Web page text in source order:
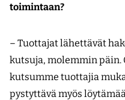
toimintaan?
– Tuottajat lähettävät
kutsuja, molemmin päin.
kutsumme tuottajia
pystyttävä myös